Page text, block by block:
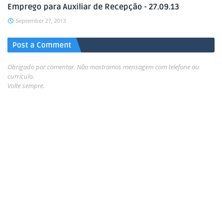
Emprego para Auxiliar de Recepção - 27.09.13
September 27, 2013
Post a Comment
Obrigado por comentar. Não mostramos mensagem com telefone ou
currículo.
Volte sempre.